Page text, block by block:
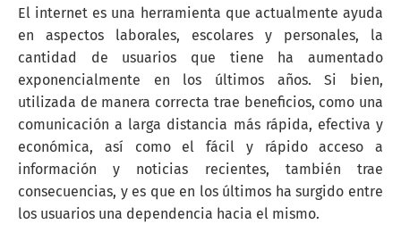
El internet es una herramienta que actualmente ayuda
en aspectos laborales, escolares y personales, la
cantidad de usuarios que tiene ha aumentado
exponencialmente en los últimos años. Si bien,
utilizada de manera correcta trae beneficios, como una
comunicación a larga distancia más rápida, efectiva y
económica, así como el fácil y rápido acceso a
información y noticias recientes, también trae
consecuencias, y es que en los últimos ha surgido entre
los usuarios una dependencia hacia el mismo.